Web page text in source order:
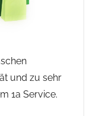
und zu sehr
1a Service.